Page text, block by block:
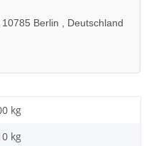
Berlin , Deutschland
kg
kg